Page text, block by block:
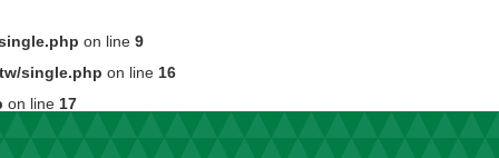
on line 9
single.php on line 16
on line 17